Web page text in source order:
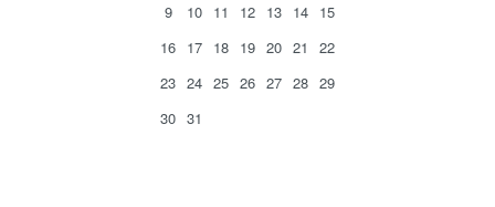
9
10 11 12 13 14 15
16 17 18 19 20 21
22
23 24 25 26 27 28 29
30 31